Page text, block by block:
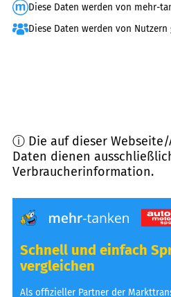
Diese Daten werden von mehr-
Diese Daten werden von Nutzern
ⓘ Die auf dieser
Daten dienen
Verbraucherinformation.
Schnell und einfach
vergleichen
Als offizieller Partner der